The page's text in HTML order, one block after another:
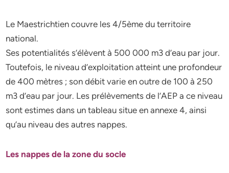
Le Maestrichtien couvre les 4/5ème du territoire
national.
Ses potentialités s’élèvent à 500 000 m3 d’eau par jour.
Toutefois, le niveau d’exploitation atteint une profondeur
de 400 mètres ; son débit varie en outre de 100 à 250
m3 d’eau par jour. Les prélèvements de l’AEP a ce niveau
sont estimes dans un tableau situe en annexe 4, ainsi
qu’au niveau des autres nappes.
Les nappes de la zone du socle